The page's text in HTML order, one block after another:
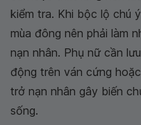
kiểm tra. Khi bộc lộ chú
mùa đông nên phải làm
nạn nhân. Phụ nữ cần
động trên ván cứng
trở nạn nhân gây biến
sống.